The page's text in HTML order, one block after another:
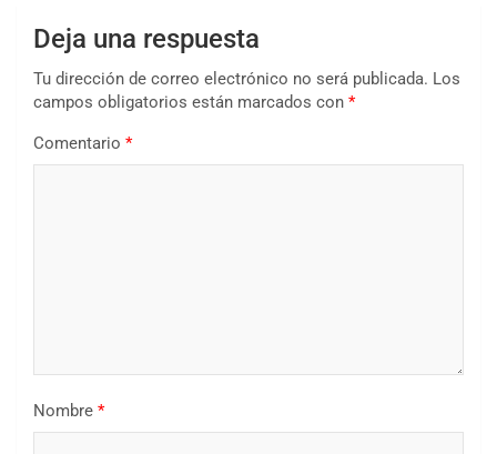
Deja una respuesta
Tu dirección de correo electrónico no será publicada. Los
campos obligatorios están marcados con *
Comentario *
Nombre *